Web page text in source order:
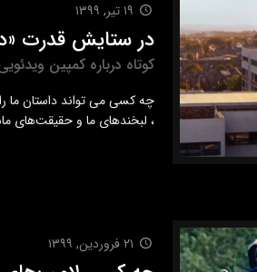
۱۹ تیر, ۱۳۹۹
در ستایش قدرت
کوتاه درباره کمپین
چه کسی می تواند داستان ما
، لبخندهای ما و حقیقت‌های
۲۱ فروردین, ۱۳۹۹